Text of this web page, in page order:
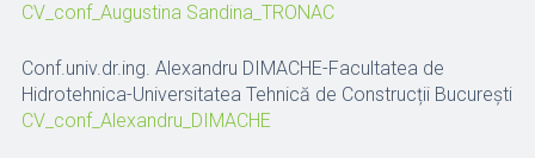
CV_conf_Augustina Sandina_TRONAC
Conf.univ.dr.ing. Alexandru DIMACHE-Facultatea de
Hidrotehnica-Universitatea Tehnică de Construcții Bucureşti
CV_conf_Alexandru_DIMACHE